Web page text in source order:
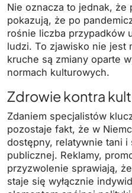
Nie oznacza to jednak, że
pokazują, że po
rośnie liczba przypadków
ludzi. To zjawisko nie jest
kruche są zmiany oparte
normach kulturowych.
Zdrowie kontra
Zdaniem specjalistów
pozostaje fakt, że w
dostępny, relatywnie tani
publicznej. Reklamy,
przyzwolenie sprawiają,
staje się wyłącznie